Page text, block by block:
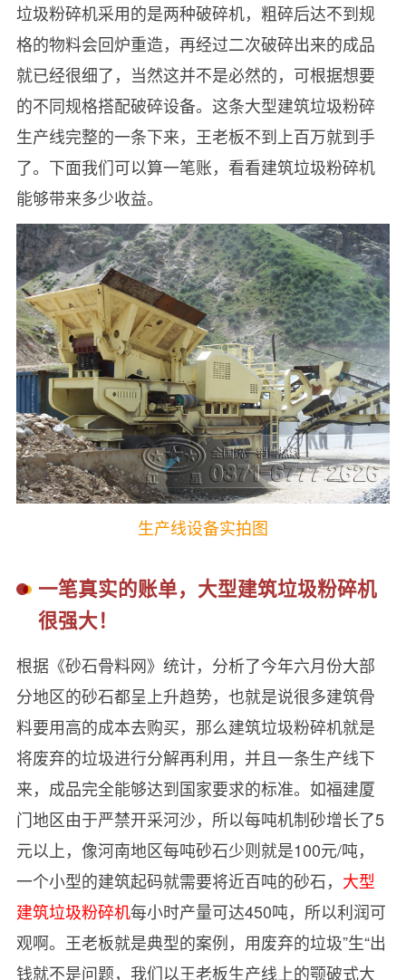
垃圾粉碎机采用的是两种破碎机，粗碎后达不到规
格的物料会回炉重造，再经过二次破碎出来的成品
就已经很细了，当然这并不是必然的，可根据想要
的不同规格搭配破碎设备。这条大型建筑垃圾粉碎
生产线完整的一条下来，王老板不到上百万就到手
了。下面我们可以算一笔账，看看建筑垃圾粉碎机
能够带来多少收益。
生产线设备实拍图
一笔真实的账单，大型建筑垃圾粉碎机
很强大！
根据《砂石骨料网》统计，分析了今年六月份大部
分地区的砂石都呈上升趋势，也就是说很多建筑骨
料要用高的成本去购买，那么建筑垃圾粉碎机就是
将废弃的垃圾进行分解再利用，并且一条生产线下
来，成品完全能够达到国家要求的标准。如福建厦
门地区由于严禁开采河沙，所以每吨机制砂增长了5
元以上，像河南地区每吨砂石少则就是100元/吨，
一个小型的建筑起码就需要将近百吨的砂石， 大型
建筑垃圾粉碎机每小时产量可达450吨，所以利润可
观啊。王老板就是典型的案例，用废弃的垃圾”生“出
钱就不是问题，我们以王老板生产线上的颚破式大